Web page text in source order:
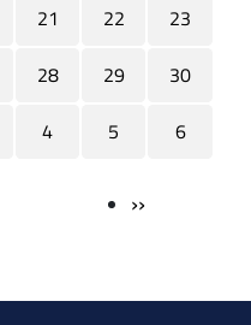
21 22
23
28 29
30
4 5 6
Paginazione ››